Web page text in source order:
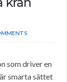
som driver en
smarta sättet